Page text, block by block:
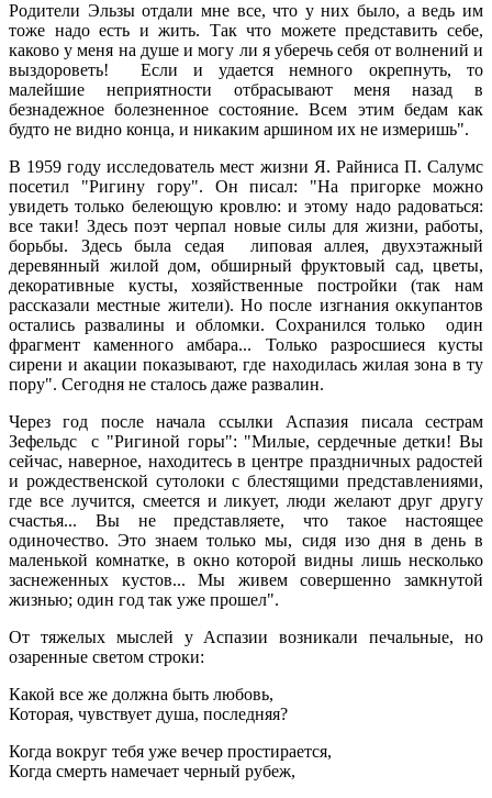
Родители Эльзы отдали мне все, что у них было, а ведь им
тоже надо есть и жить. Так что можете представить себе,
каково у меня на душе и могу ли я уберечь себя от волнений и
выздороветь! Если и удается немного окрепнуть, то
малейшие неприятности отбрасывают меня назад в
безнадежное болезненное состояние. Всем этим бедам как
будто не видно конца, и никаким аршином их не измеришь".
В 1959 году исследователь мест жизни Я. Райниса П. Салумс
посетил "Ригину гору". Он писал: "На пригорке можно
увидеть только белеющую кровлю: и этому надо радоваться:
все таки! Здесь поэт черпал новые силы для жизни, работы,
борьбы. Здесь была седая липовая аллея, двухэтажный
деревянный жилой дом, обширный фруктовый сад, цветы,
декоративные кусты, хозяйственные постройки (так нам
рассказали местные жители). Но после изгнания оккупантов
остались развалины и обломки. Сохранился только один
фрагмент каменного амбара... Только разросшиеся кусты
сирени и акации показывают, где находилась жилая зона в ту
пору". Сегодня не сталось даже развалин.
Через год после начала ссылки Аспазия писала сестрам
Зефельдс с "Ригиной горы": "Милые, сердечные детки! Вы
сейчас, наверное, находитесь в центре праздничных радостей
и рождественской сутолоки с блестящими представлениями,
где все лучится, смеется и ликует, люди желают друг другу
счастья... Вы не представляете, что такое настоящее
одиночество. Это знаем только мы, сидя изо дня в день в
маленькой комнатке, в окно которой видны лишь несколько
заснеженных кустов... Мы живем совершенно замкнутой
жизнью; один год так уже прошел".
От тяжелых мыслей у Аспазии возникали печальные, но
озаренные светом строки:
Какой все же должна быть любовь,
Которая, чувствует душа, последняя?
Когда вокруг тебя уже вечер простирается,
Когда смерть намечает черный рубеж,